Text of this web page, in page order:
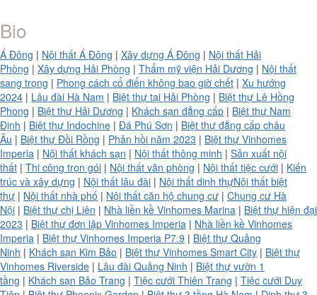
Bio
Á Đông | Nội thất Á Đông | Xây dựng Á Đông | Nội thất Hải
Phòng | Xây dựng Hải Phòng | Thẩm mỹ viện Hải Dương | Nội thất
sang trọng | Phong cách cổ điển không bao giờ chết | Xu hướng
2024 | Lâu đài Hà Nam | Biệt thự tại Hải Phòng | Biệt thự Lê Hồng
Phong | Biệt thự Hải Dương | Khách sạn đẳng cấp | Biệt thự Nam
Định | Biệt thự Indochine | Đá Phú Sơn | Biệt thự đẳng cấp châu
Âu | Biệt thự Đồi Rồng | Phản hồi năm 2023 | Biệt thự Vinhomes
Imperia | Nội thất khách sạn | Nội thất thông minh | Sản xuất nội
thất | Thi công trọn gói | Nội thất văn phòng | Nội thất tiệc cưới | Kiến
trúc và xây dựng | Nội thất lâu đài | Nội thất dinh thựNội thất biệt
thự | Nội thất nhà phố | Nội thất căn hộ chung cư | Chung cư Hà
Nội | Biệt thự chị Liên | Nhà liền kề Vinhomes Marina | Biệt thự hiện đại
2023 | Biệt thự đơn lập Vinhomes Imperia | Nhà liền kề Vinhomes
Imperia | Biệt thự Vinhomes Imperia P7.9 | Biệt thự Quảng
Ninh | Khách sạn Kim Bảo | Biệt thự Vinhomes Smart City | Biệt thự
Vinhomes Riverside | Lâu đài Quảng Ninh | Biệt thự vườn 1
tầng | Khách sạn Bảo Trang | Tiệc cưới Thiên Trang | Tiệc cưới Duy